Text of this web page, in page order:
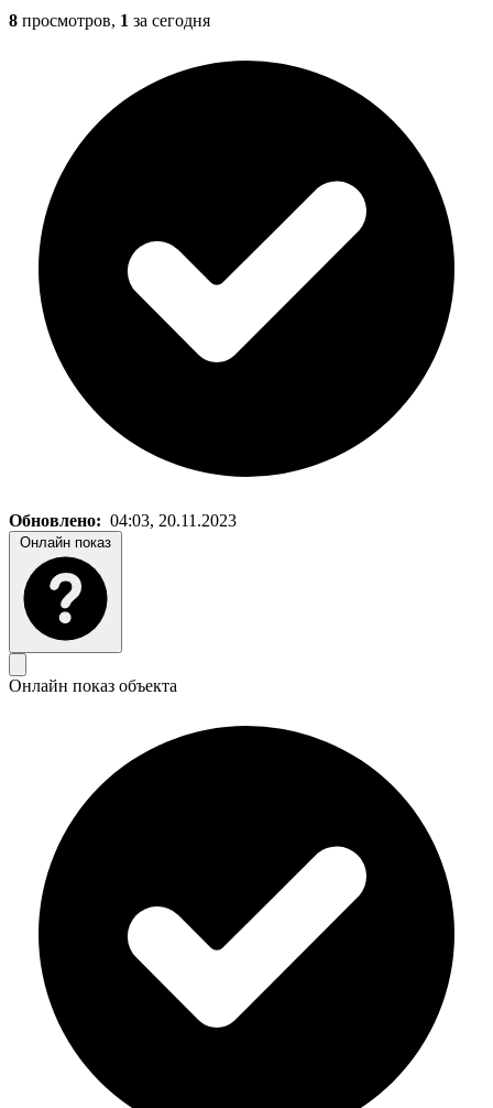
8 просмотров, 1 за сегодня
Обновлено: 04:03, 20.11.2023
Онлайн показ
Онлайн показ объекта